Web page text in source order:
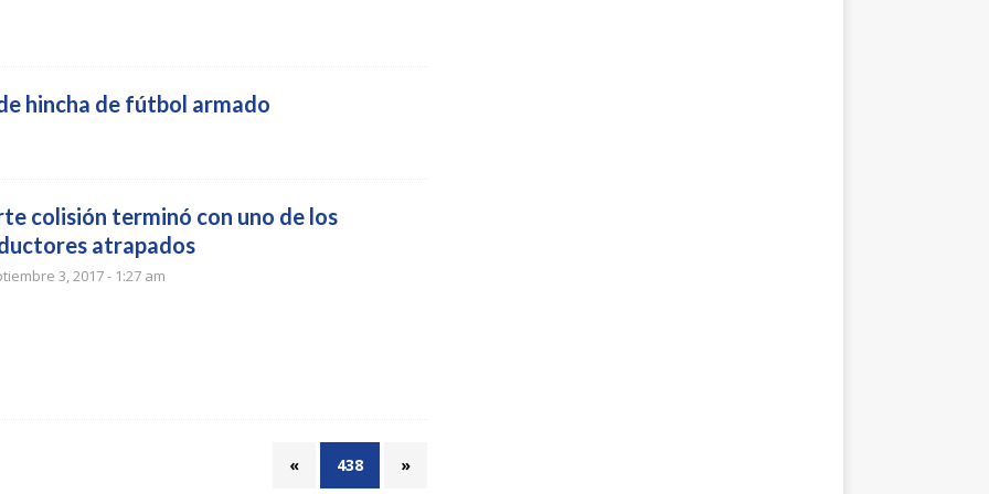
hincha de fútbol armado
colisión terminó con uno de los
atrapados
3, 2017 - 1:27 am
« 438 »